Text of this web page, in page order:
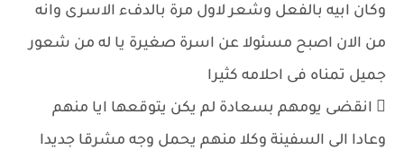
وكان ابيه بالفعل وشعر لاول مرة بالدفء الاسرى وانه
من الان اصبح مسئولا عن اسرة صغيرة يا له من شعور
جميل تمناه فى احلامه كثيرا
 انقضى يومهم بسعادة لم يكن يتوقعها ايا منهم
وعادا الى السفينة وكلا منهم يحمل وجه مشرقا جديدا